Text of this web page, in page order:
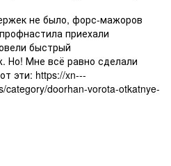
не было, форс-мажоров
приехали
быстрый
Но! Мне всё равно сделали
эти: https://xn---
category/doorhan-vorota-otkatnye-